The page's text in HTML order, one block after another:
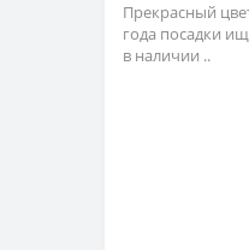
Прекрасный
года посадки
в наличии ..